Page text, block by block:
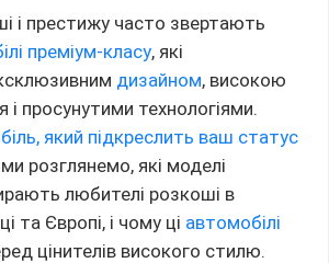
і престижу часто звертають
преміум-класу, які
дизайном, високою
і просунутими технологіями.
який підкреслить ваш статус
розглянемо, які моделі
любителі розкоші в
та Європі, і чому ці автомобілі
цінителів високого стилю.